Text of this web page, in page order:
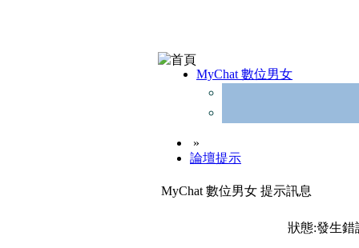
MyChat 數位男女
»
論壇提示
MyChat 數位男女 提示訊息
狀態:發生錯